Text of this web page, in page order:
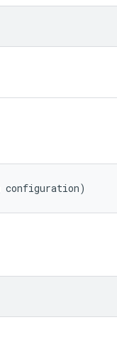
configuration)